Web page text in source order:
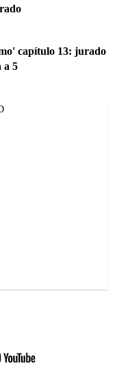
capítulo 13: jurado
a 5
youtube-